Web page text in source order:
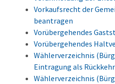
Vorkaufsrecht der
beantragen
Vorübergehendes
Vorübergehendes
Wählerverzeichnis
Eintragung als
Wählerverzeichnis